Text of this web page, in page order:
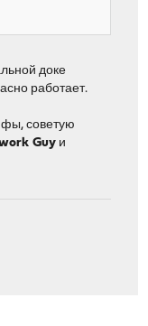
доке
работает.
советую
Guy и